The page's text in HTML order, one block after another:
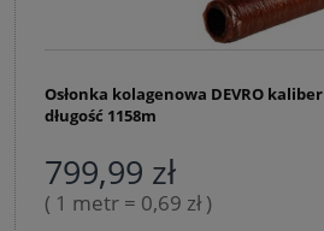
Osłonka kolagenowa DEVRO
długość 1158m
799,99 zł
( 1 metr = 0,69 zł )